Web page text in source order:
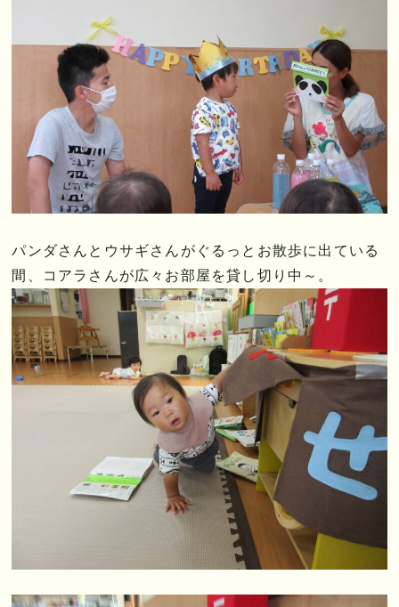
パンダさんとウサギさんがぐるっとお散歩に出ている
間、コアラさんが広々お部屋を貸し切り中～。